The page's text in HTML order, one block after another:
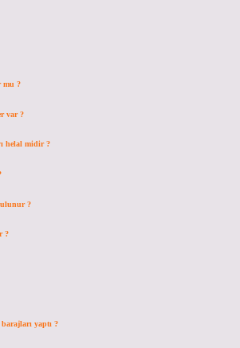
mu ?
var ?
helal midir ?
?
?
yaptı ?